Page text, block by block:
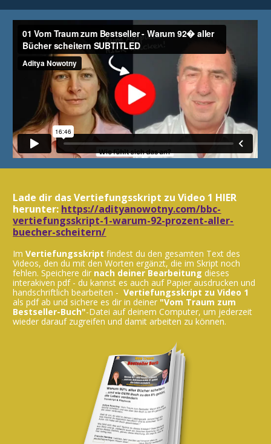
Möchtest du tiefer gehen?
Dann schaue JETZT das Webinar
"Schreibe, veröffentliche und
geniesse Erfolg mit deinem
Bestseller-Buch"
Lade dir das Vertiefungsskript zu Video 1 HIER
herunter: https://adityanowotny.com/bbc-
vertiefungsskript-1-warum-92-prozent-aller-
buecher-scheitern/
Im Vertiefungsskript findest du den gesamten Text des
Videos, den du mit den Worten ergänzt, die im Skript noch
fehlen. Speichere dir nach deiner Bearbeitung dieses
interakiven pdf - du kannst es auch auf Papier ausdrucken und
handschriftlich bearbeiten - Vertiefungsskript zu Video 1
als pdf ab und sichere es dir in deiner "Vom Traum zum
Bestseller-Buch"-Datei auf deinem Computer, um jederzeit
wieder darauf zugreifen und damit arbeiten zu können.